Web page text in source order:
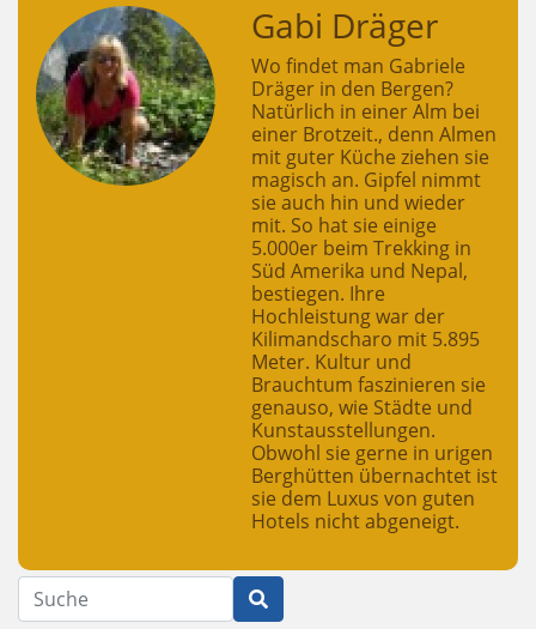
Gabi Dräger
Wo findet man Gabriele
Dräger in den Bergen?
Natürlich in einer Alm bei
einer Brotzeit., denn Almen
mit guter Küche ziehen sie
magisch an. Gipfel nimmt
sie auch hin und wieder
mit. So hat sie einige
5.000er beim Trekking in
Süd Amerika und Nepal,
bestiegen. Ihre
Hochleistung war der
Kilimandscharo mit 5.895
Meter. Kultur und
Brauchtum faszinieren sie
genauso, wie Städte und
Kunstausstellungen.
Obwohl sie gerne in urigen
Berghütten übernachtet ist
sie dem Luxus von guten
Hotels nicht abgeneigt.
Suche